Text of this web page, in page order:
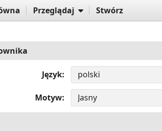
Przeglądaj Stwórz
Język
Motyw